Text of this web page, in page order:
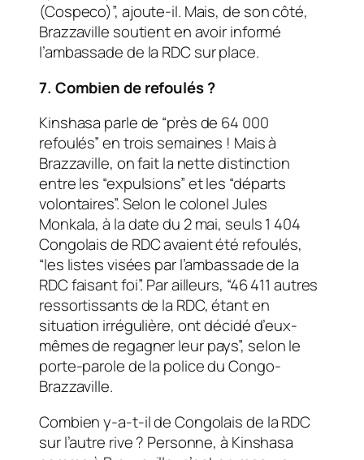
(Cospeco)”, ajoute-il. Mais, de son côté,
Brazzaville soutient en avoir informé
l’ambassade de la RDC sur place.
7. Combien de refoulés ?
Kinshasa parle de “près de 64 000
refoulés” en trois semaines ! Mais à
Brazzaville, on fait la nette distinction
entre les “expulsions” et les “départs
volontaires”. Selon le colonel Jules
Monkala, à la date du 2 mai, seuls 1 404
Congolais de RDC avaient été refoulés,
“les listes visées par l’ambassade de la
RDC faisant foi”. Par ailleurs, “46 411 autres
ressortissants de la RDC, étant en
situation irrégulière, ont décidé d’eux-
mêmes de regagner leur pays”, selon le
porte-parole de la police du Congo-
Brazzaville.
Combien y-a-t-il de Congolais de la RDC
sur l’autre rive ? Personne, à Kinshasa